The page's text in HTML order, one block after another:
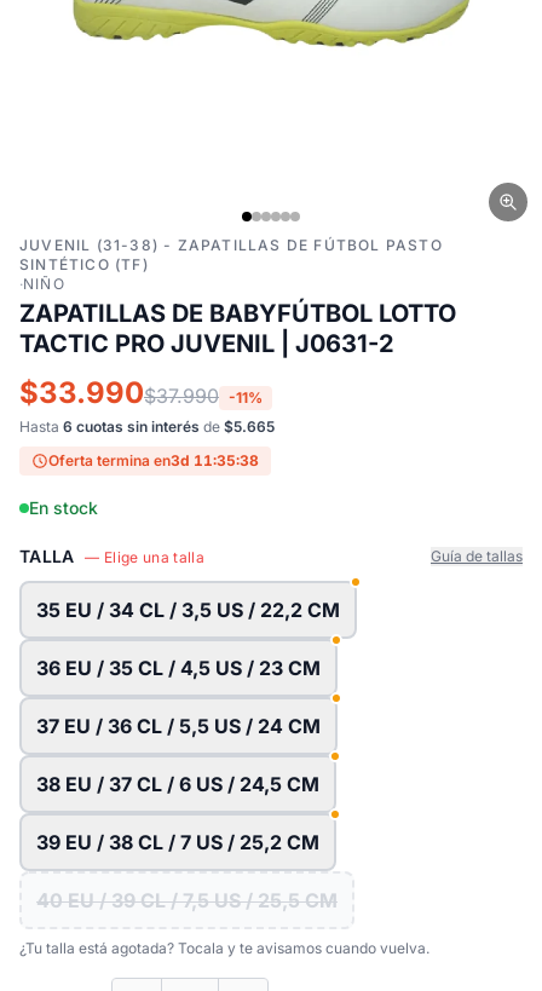
JUVENIL (31-38) - ZAPATILLAS DE FÚTBOL PASTO
SINTÉTICO (TF)
·NIÑO
ZAPATILLAS DE BABYFÚTBOL LOTTO
TACTIC PRO JUVENIL | J0631-2
$33.990$37.990 -11%
Hasta 6 cuotas sin interés de $5.665
Oferta termina en3d 11:35:37
En stock
TALLA — Elige una talla Guía de tallas
35 EU / 34 CL / 3,5 US / 22,2 CM
36 EU / 35 CL / 4,5 US / 23 CM
37 EU / 36 CL / 5,5 US / 24 CM
38 EU / 37 CL / 6 US / 24,5 CM
39 EU / 38 CL / 7 US / 25,2 CM
40 EU / 39 CL / 7,5 US / 25,5 CM
¿Tu talla está agotada? Tocala y te avisamos cuando vuelva.